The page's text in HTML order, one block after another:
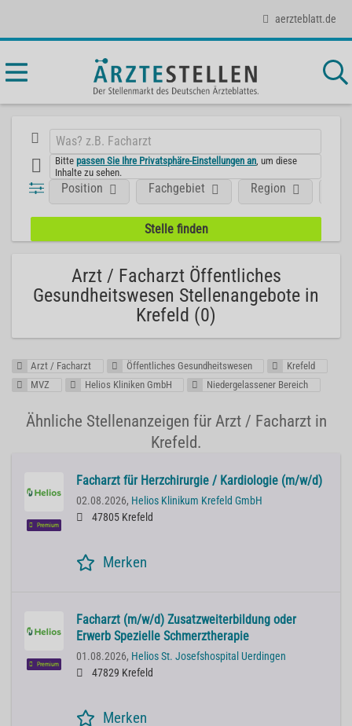
aerzteblatt.de
Bittepassen Sie Ihre Privatsphäre-Einstellungen an , um diese
Inhalte zu sehen.
Position Fachgebiet Region
Arzt / Facharzt Öffentliches
Gesundheitswesen Stellenangebote in
Krefeld (0)
Arzt / Facharzt Öffentliches Gesundheitswesen
Krefeld
MVZ
Helios Kliniken GmbH Niedergelassener Bereich
Ähnliche Stellenanzeigen für Arzt / Facharzt in
Krefeld.
Premium
Facharzt für Herzchirurgie / Kardiologie (m/w/d)
02.08.2026, Helios Klinikum Krefeld GmbH
47805 Krefeld
Merken
Premium
Facharzt (m/w/d) Zusatzweiterbildung oder
Erwerb Spezielle Schmerztherapie
01.08.2026, Helios St. Josefshospital Uerdingen
47829 Krefeld
Merken